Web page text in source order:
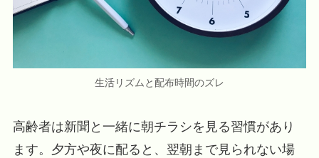
生活リズムと配布時間のズレ
高齢者は新聞と一緒に朝チラシを見る習慣があり
ます。夕方や夜に配ると、翌朝まで見られない場